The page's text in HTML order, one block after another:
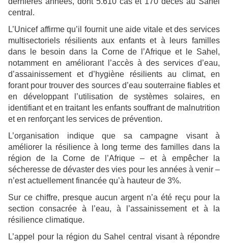
central.
L’Unicef affirme qu’il fournit une aide vitale et des services
multisectoriels résilients aux enfants et à leurs familles
dans le besoin dans la Corne de l’Afrique et le Sahel,
notamment en améliorant l’accès à des services d’eau,
d’assainissement et d’hygiène résilients au climat, en
forant pour trouver des sources d’eau souterraine fiables et
en développant l’utilisation de systèmes solaires, en
identifiant et en traitant les enfants souffrant de malnutrition
et en renforçant les services de prévention.
L’organisation indique que sa campagne visant à
améliorer la résilience à long terme des familles dans la
région de la Corne de l’Afrique – et à empêcher la
sécheresse de dévaster des vies pour les années à venir –
n’est actuellement financée qu’à hauteur de 3%.
Sur ce chiffre, presque aucun argent n’a été reçu pour la
section consacrée à l’eau, à l’assainissement et à la
résilience climatique.
L’appel pour la région du Sahel central visant à répondre